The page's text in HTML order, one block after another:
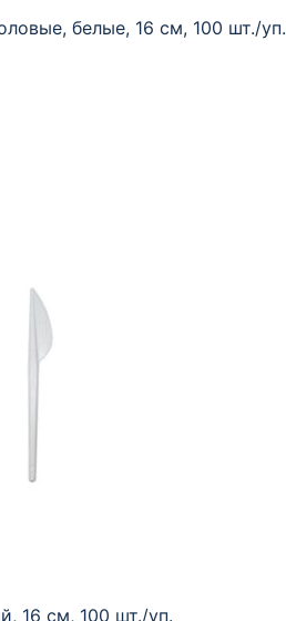
белые, 16 см, 100 шт./уп.
16 см, 100 шт./уп.